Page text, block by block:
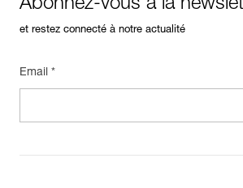
Spécifications référence(s)
Garantie : 3 ans
Conditionnement : 1
Abonnez-vous à la
et restez connecté à notre actualité
Email *